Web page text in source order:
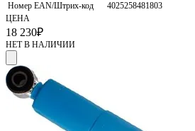
Номер EAN/Штрих-код
4025258481803
ЦЕНА
18 230₽
НЕТ В НАЛИЧИИ